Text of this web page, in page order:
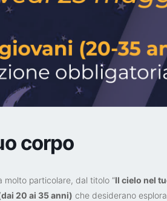
corpo
molto particolare, dal titolo “Il cielo nel
20 ai 35 anni) che desiderano